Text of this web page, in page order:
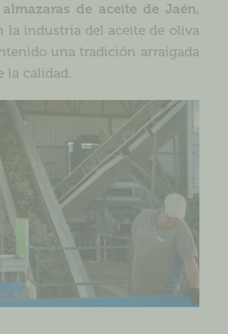
almazaras de aceite de Jaén,
la industria del aceite de oliva
una tradición arraigada
la calidad.